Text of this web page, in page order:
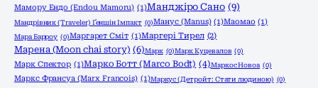
Мамору Ендо (Endou Mamoru) (1)Манджіро Сано (9)
Мандрівник (Traveler) Ґеншін Імпакт (0)Манус (Manus) (1)Маомао (1)
Мара Барроу (0)Маргарет Сміт (1)Маргері Тирел (2)
Марена (Moon chai story) (6)Марк (0)Марк Куцевалов (0)
Марк Спектор (1)Марко Ботт (Marco Bodt) (4)Маркос Новоа (0)
Маркс Франсуа (Marx Francois) (1)Маркус (Детройт: Стати людиною) (0)